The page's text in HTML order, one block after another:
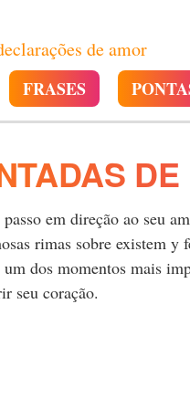
de amor
FRASES
em direção ao seu
rimas sobre existem
dos momentos mais
seu coração.